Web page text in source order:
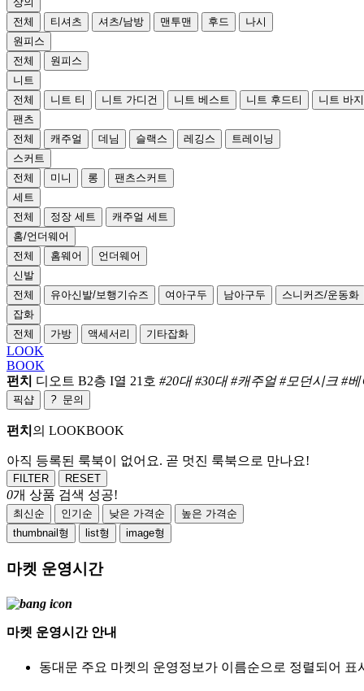
전체
티셔츠 셔츠/남방 맨투맨 후드
나시
원피스
전체
원피스
니트
전체
니트 티 니트 가디건 니트 베스트 니트 후드티
니트 바지
팬츠
전체
캐주얼 데님 슬랙스 레깅스
트레이닝
스커트
전체
미니 롱
팬츠스커트
세트
전체
정장 세트
캐주얼 세트
홈/언더웨어
전체
홈웨어
언더웨어
신발
전체
유아신발/보행기슈즈 여아구두 남아구두 스니커즈/운동화
잡화
전체
가방 액세서리 기타잡화
LOOK
BOOK
펀치 디오트 B2층 I열 21호 #20대 #30대 #캐주얼 #모던시크 #
픽샵 ? 문의
펀치 의 LOOKBOOK
아직 등록된 룩북이 없어요. 곧 멋진 룩북으로 만나요!
FILTER RESET
0개 상품 검색 성공!
최신순 인기순 낮은 가격순
높은 가격순
thumbnail형
list형 image형
마켓 운영시간
마켓 운영시간 안내
동대문 주요 마켓의 운영정보가 이름순으로 정렬되어 표